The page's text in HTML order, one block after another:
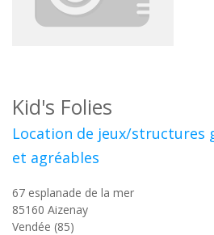
Kid's Folies
Location de jeux/structures
et agréables
67 esplanade de la mer
85160 Aizenay
Vendée (85)